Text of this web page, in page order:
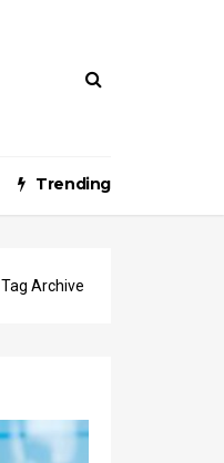
Trending
Tag Archive